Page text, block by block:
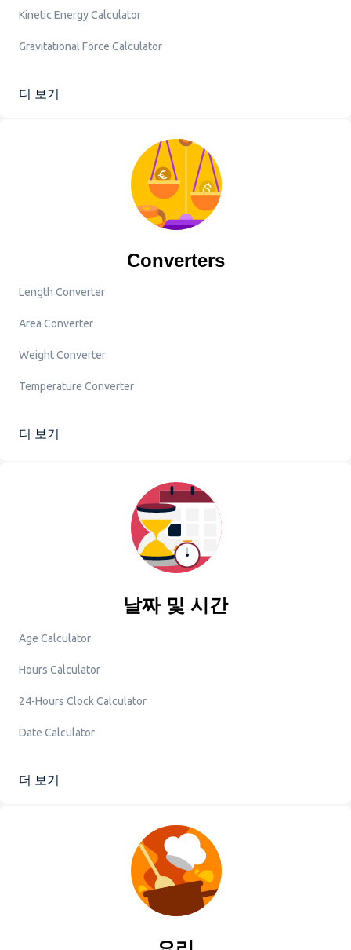
Kinetic Energy Calculator
Gravitational Force Calculator
더 보기
Converters
Length Converter
Area Converter
Weight Converter
Temperature Converter
더 보기
날짜 및 시간
Age Calculator
Hours Calculator
24-Hours Clock Calculator
Date Calculator
더 보기